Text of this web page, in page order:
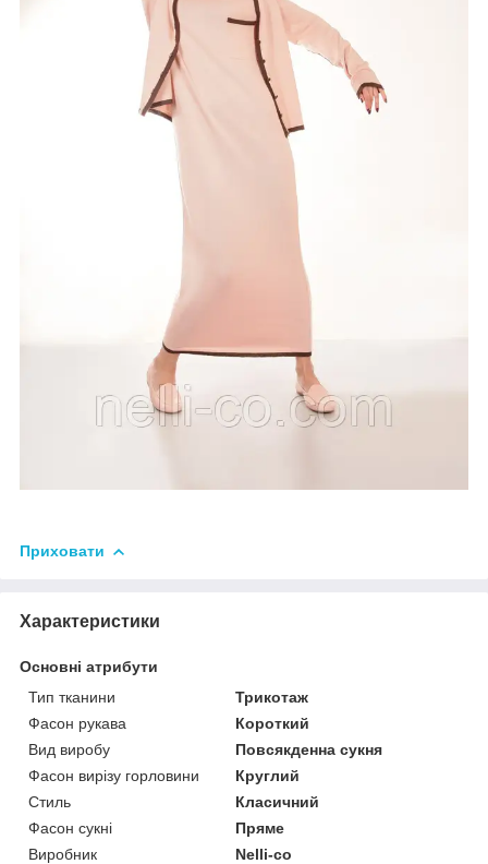
Приховати
Характеристики
Основні атрибути
Тип тканини
Трикотаж
Фасон рукава
Короткий
Вид виробу
Повсякденна сукня
Фасон вирізу горловини
Круглий
Стиль
Класичний
Фасон сукні
Пряме
Виробник
Nelli-co